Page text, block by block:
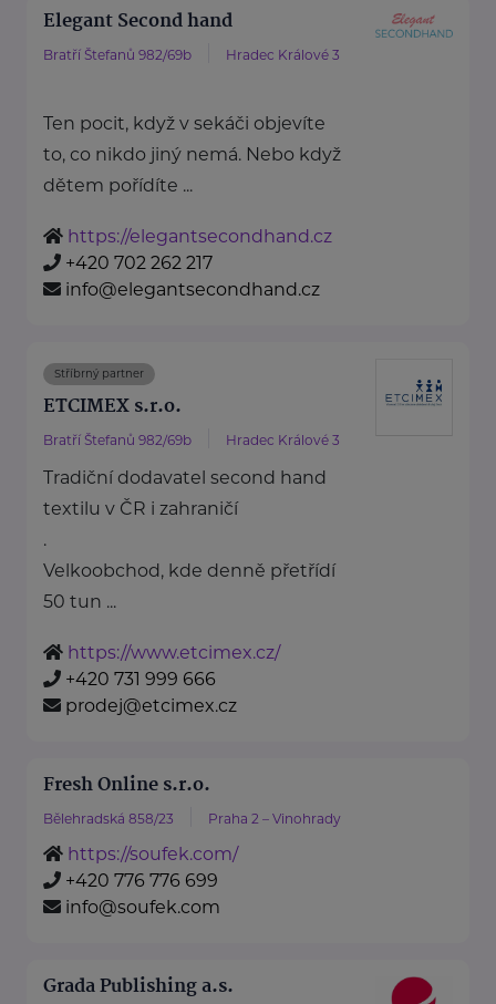
Elegant Second hand
Bratří Štefanů 982/69b Hradec Králové 3
Ten pocit, když v sekáči objevíte
to, co nikdo jiný nemá. Nebo když
dětem pořídíte ...
https://elegantsecondhand.cz
+420 702 262 217
info@elegantsecondhand.cz
Stříbrný partner
ETCIMEX s.r.o.
Bratří Štefanů 982/69b Hradec Králové 3
Tradiční dodavatel second hand
textilu v ČR i zahraničí
.
Velkoobchod, kde denně přetřídí
50 tun ...
https://www.etcimex.cz/
+420 731 999 666
prodej@etcimex.cz
Fresh Online s.r.o.
Bělehradská 858/23 Praha 2 – Vinohrady
https://soufek.com/
+420 776 776 699
info@soufek.com
Grada Publishing a.s.